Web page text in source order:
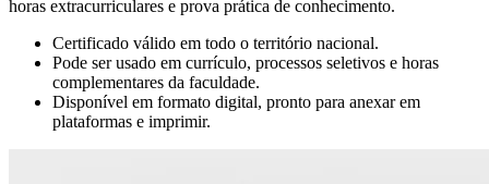
horas extracurriculares e prova prática de conhecimento.
Certificado válido em todo o território nacional.
Pode ser usado em currículo, processos seletivos e horas
complementares da faculdade.
Disponível em formato digital, pronto para anexar em
plataformas e imprimir.